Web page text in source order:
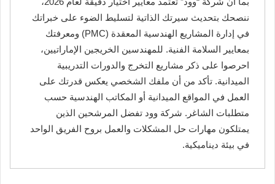
ننصحك بتحديث سيرتك الذاتية لتسليط الضوء على خبراتك
في إدارة المشاريع الهندسية المعقدة (PMC) ومعرفتك
بمعايير السلامة الفنية. للمهندسين الخريجين الإماراتيين،
احرصوا على ذكر مشاريع التخرج والدورات التدريبية
الميدانية. تأكد من أن ملفك الشخصي يعكس قدرتك على
العمل في المواقع الميدانية أو المكاتب الهندسية حسب
متطلبات الشاغر. شركة وود تفضل المرشحين الذين
يمتلكون مهارات حل المشكلات والعمل بروح الفريق الواحد
في بيئة ديناميكية.